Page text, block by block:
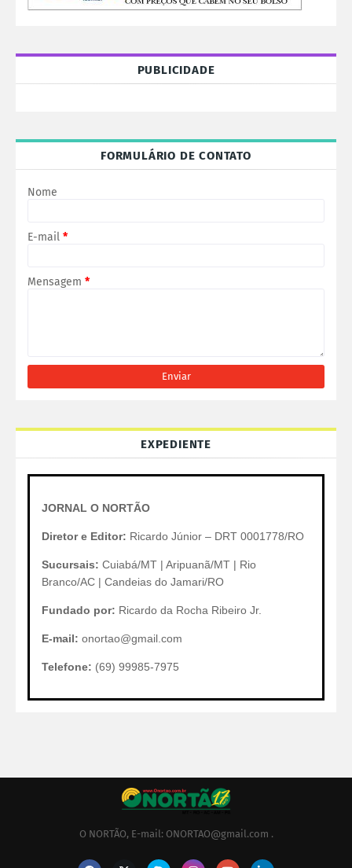
PUBLICIDADE
FORMULÁRIO DE CONTATO
Nome
E-mail *
Mensagem *
EXPEDIENTE
JORNAL O NORTÃO
Diretor e Editor: Ricardo Júnior – DRT 0001778/RO
Sucursais: Cuiabá/MT | Aripuanã/MT | Rio
Branco/AC | Candeias do Jamari/RO
Fundado por: Ricardo da Rocha Ribeiro Jr.
E-mail: onortao@gmail.com
Telefone: (69) 99985-7975
O NORTÃO, E-mail: ONORTAO@gmail.com .